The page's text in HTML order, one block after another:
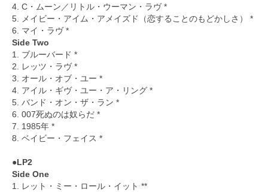
4. C・ムーン／リトル・ウーマン・ラヴ *
5. メイビー・アイム・アメイズド（恋することのもどかしさ） *
6. マイ・ラヴ *
Side Two
1. ブルーバード *
2. レッツ・ラヴ *
3. オール・オブ・ユー *
4. アイル・ギヴ・ユー・ア・リング *
5. バンド・オン・ザ・ラン *
6. 007死ぬのは奴らだ *
7. 1985年 *
8. ベイビー・フェイス *
●LP2
Side One
1. レット・ミー・ロール・イット **